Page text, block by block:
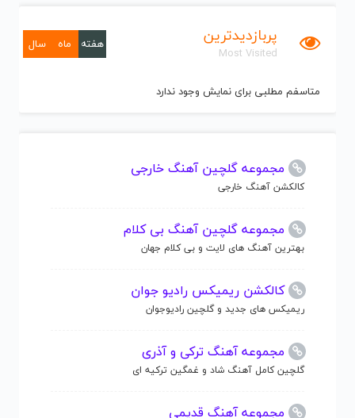
پربازدیدترین
Most Visited
هفته ماه سال
متاسفم مطلبی برای نمایش وجود ندارد
مجموعه گلچین آهنگ خارجی
کالکشن آهنگ خارجی
مجموعه گلچین آهنگ بی کلام
بهترین آهنگ های لایت و بی کلام جهان
کالکشن ریمیکس رادیو جوان
ریمیکس های جدید و گلچین رادیوجوان
مجموعه آهنگ ترکی و آذری
گلچین کامل آهنگ شاد و غمگین ترکیه ای
مجموعه آهنگ قدیمی